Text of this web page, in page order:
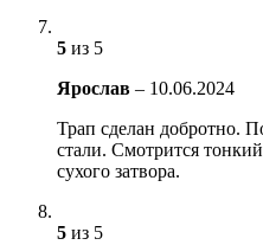
5 из 5
Ярослав – 10.06.2024
Трап сделан добротно.
стали. Смотрится
сухого затвора.
5 из 5